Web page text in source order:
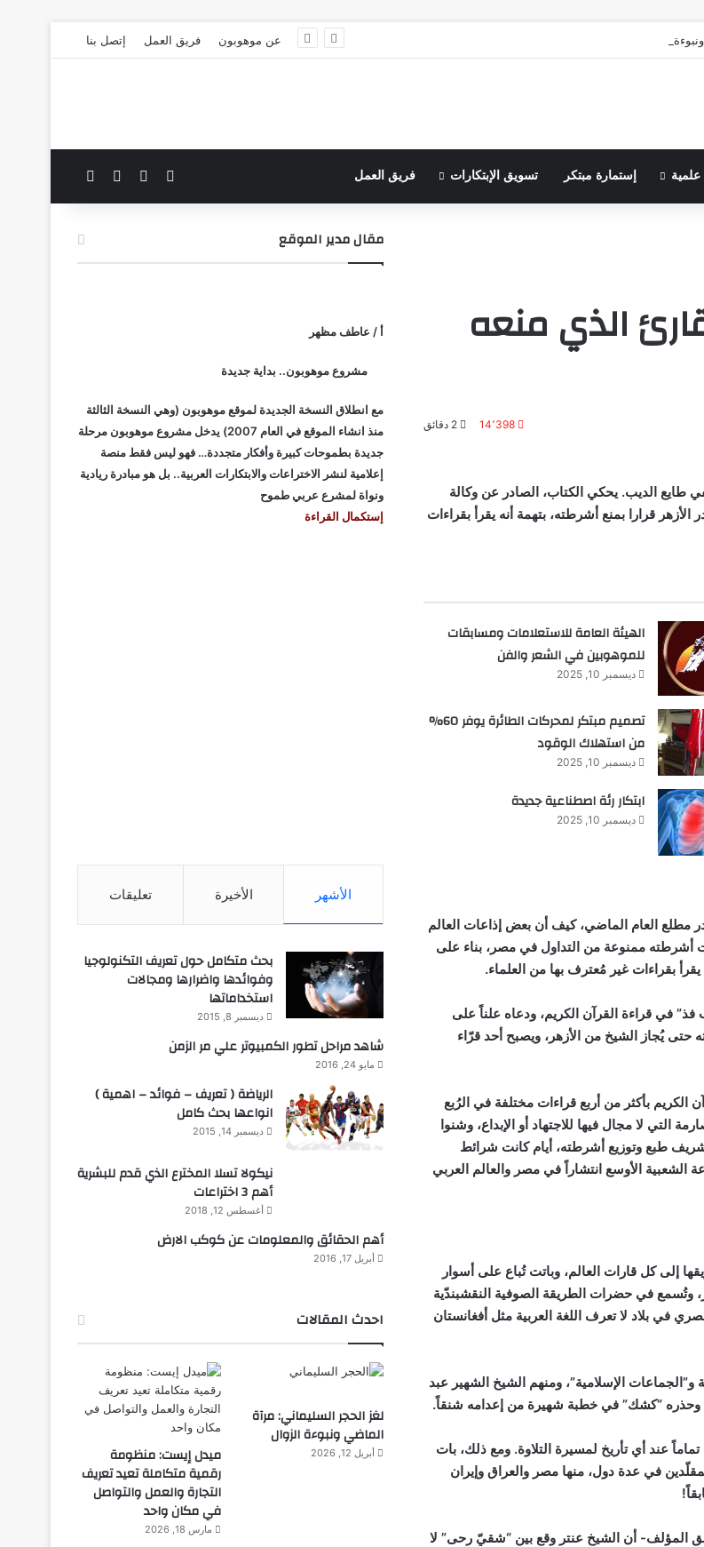
الزوال عن موهوبون فريق العمل إتصل بنا
علمية إستمارة مبتكر تسويق الإبتكارات فريق العمل فيسبوك الوضع المظلم
الذي منعه
14٬398
طايع الديب. يحكي الكتاب، الصادر عن وكالة
الأزهر قرارا بمنع أشرطته، بتهمة أنه يقرأ بقراءات
الهيئة العامة للاستعلامات ومسابقات
للموهوبين في الشعر والفن
ديسمبر 10, 2025
تصميم مبتكر لمحركات الطائرة يوفر 60%
من استهلاك الوقود
ديسمبر 10, 2025
ابتكار رئة اصطناعية جديدة
ديسمبر 10, 2025
مطلع العام الماضي، كيف أن بعض إذاعات العالم
أشرطته ممنوعة من التداول في مصر، بناء على
بقراءات غير مُعترف بها من العلماء.
في قراءة القرآن الكريم، ودعاه علناً على
حتى يُجاز الشيخ من الأزهر، ويصبح أحد قرّاء
بأكثر من أربع قراءات مختلفة في الرُبع
التي لا مجال فيها للاجتهاد أو الإبداع، وشنوا
طبع وتوزيع أشرطته، أيام كانت شرائط
الشعبية الأوسع انتشاراً في مصر والعالم العربي
إلى كل قارات العالم، وباتت تُباع على أسوار
في حضرات الطريقة الصوفية النقشبندّية
في بلاد لا تعرف اللغة العربية مثل أفغانستان
الإسلامية”، ومنهم الشيخ الشهير عبد
وحذره “كشك” في خطبة شهيرة من إعدامه شنقاً.
عند أي تأريخ لمسيرة التلاوة. ومع ذلك، بات
في عدة دول، منها مصر والعراق وإيران
!
المؤلف- أن الشيخ عنتر وقع بين “شقيّ رحى” لا
مقال مدير الموقع
أ / عاطف مظهر
مشروع موهوبون.. بداية جديدة
مع انطلاق النسخة الجديدة لموقع موهوبون (وهي النسخة الثالثة
منذ انشاء الموقع في العام 2007) يدخل مشروع موهوبون مرحلة
جديدة بطموحات كبيرة وأفكار متجددة… فهو ليس فقط منصة
إعلامية لنشر الاختراعات والابتكارات العربية.. بل هو مبادرة ريادية
ونواة لمشرع عربي طموح
إستكمال القراءة
الأشهر الأخيرة تعليقات
بحث متكامل حول تعريف التكنولوجيا
وفوائدها واضرارها ومجالات
استخداماتها
ديسمبر 8, 2015
شاهد مراحل تطور الكمبيوتر علي مر الزمن
مايو 24, 2016
الرياضة ( تعريف – فوائد – اهمية )
انواعها بحث كامل
ديسمبر 14, 2015
نيكولا تسلا المخترع الذي قدم للبشرية
أهم 3 اختراعات
أغسطس 12, 2018
أهم الحقائق والمعلومات عن كوكب الارض
أبريل 17, 2016
احدث المقالات
لغز الحجر السليماني: مرآة
الماضي ونبوءة الزوال
أبريل 12, 2026
ميدل إيست: منظومة
رقمية متكاملة تعيد تعريف
التجارة والعمل والتواصل
في مكان واحد
مارس 18, 2026